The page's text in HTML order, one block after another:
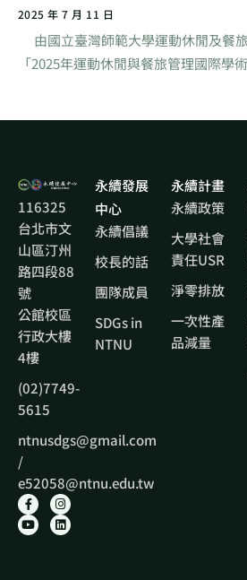
2025 年 7 月 11 日
由國立臺灣師範大學運動休閒及餐
「2025年運動休閒與餐旅管理國際學
116325
台北市文
山區汀州
路四段88
號
公館校區
行政大樓
4樓
(02)7749-
5615
ntnusdgs@gmail.com
/
e52058@ntnu.edu.tw
永續發展
中心
永續倡議
校長的話
團隊成員
SDGs in
NTNU
永續計畫
永續政策
大學社會
責任USR
淨零排放
一次性產
品減量